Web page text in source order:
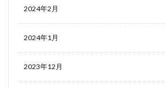
2024年2月
2024年1月
2023年12月